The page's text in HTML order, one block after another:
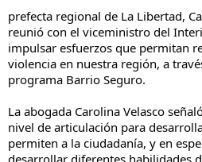
prefecta regional de La Libertad,
reunió con el viceministro del
impulsar esfuerzos que permitan
violencia en nuestra región, a
programa Barrio Seguro.
La abogada Carolina Velasco
nivel de articulación para
permiten a la ciudadanía, y en